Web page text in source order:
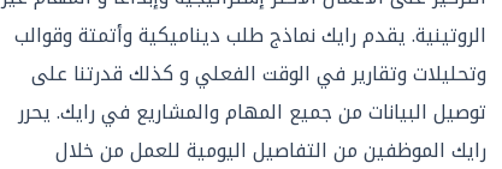
الروتينية. يقدم رايك نماذج طلب ديناميكية وأتمتة وقوالب
وتحليلات وتقارير في الوقت الفعلي و كذلك قدرتنا على
توصيل البيانات من جميع المهام والمشاريع في رايك. يحرر
رايك الموظفين من التفاصيل اليومية للعمل من خلال